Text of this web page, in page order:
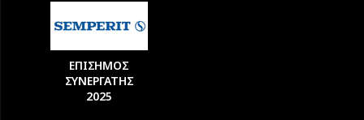
ΕΠΙΣΗΜΟΣ
ΣΥΝΕΡΓΑΤΗΣ
2025